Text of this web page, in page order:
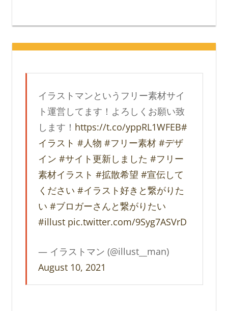
イラストマンというフリー素材サイ
ト運営してます！よろしくお願い致
します！ https://t.co/yppRL1WFEB#
イラスト #人物 #フリー素材 #デザ
イン #サイト更新しました #フリー
素材イラスト #拡散希望 #宣伝して
ください #イラスト好きと繋がりた
い #ブロガーさんと繋がりたい
#illust pic.twitter.com/9Syg7ASVrD
— イラストマン (@illust__man)
August 10, 2021